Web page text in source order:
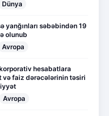
Dünya
yanğınları səbəbindən 19
olunub
Avropa
hesabatlara
və faiz dərəcələrinin təsiri
Avropa